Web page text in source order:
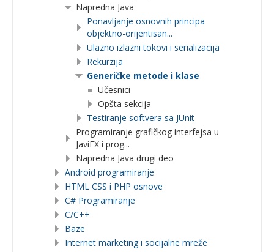
Napredna Java
Ponavljanje osnovnih principa
objektno-orijentisan...
Ulazno izlazni tokovi i serializacija
Rekurzija
Generičke metode i klase
Učesnici
Opšta sekcija
Testiranje softvera sa JUnit
Programiranje grafičkog interfejsa u
JaviFX i prog...
Napredna Java drugi deo
Android programiranje
HTML CSS i PHP osnove
C# Programiranje
C/C++
Baze
Internet marketing i socijalne mreže